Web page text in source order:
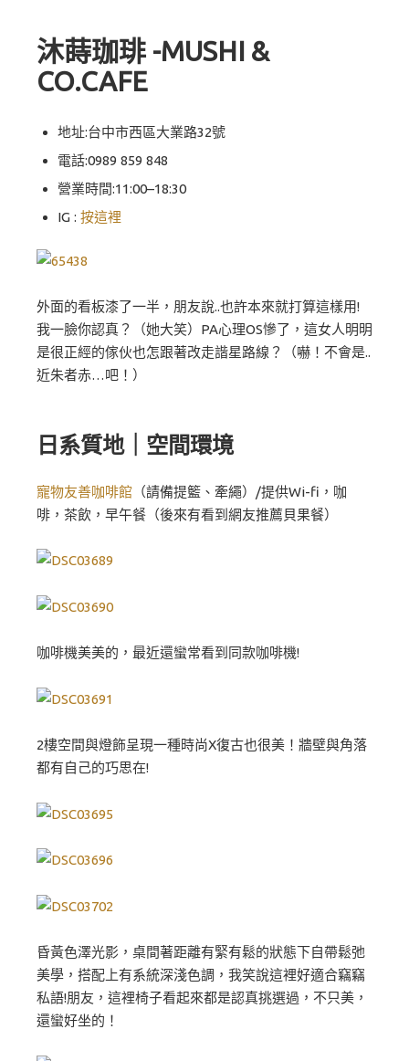
沐蒔珈琲 -MUSHI &
CO.CAFE
地址:台中市西區大業路32號
電話:0989 859 848
營業時間:11:00–18:30
IG : 按這裡
外面的看板漆了一半，朋友說..也許本來就打算這樣用!
我一臉你認真？（她大笑）PA心理OS慘了，這女人明明
是很正經的傢伙也怎跟著改走諧星路線？（嚇！不會是..
近朱者赤…吧！）
日系質地｜空間環境
寵物友善咖啡館 （請備提籃、牽繩）/提供Wi-fi，咖
啡，茶飲，早午餐（後來有看到網友推薦貝果餐）
咖啡機美美的，最近還蠻常看到同款咖啡機!
2樓空間與燈飾呈現一種時尚X復古也很美！牆壁與角落
都有自己的巧思在!
昏黃色澤光影，桌間著距離有緊有鬆的狀態下自帶鬆弛
美學，搭配上有系統深淺色調，我笑說這裡好適合竊竊
私語!朋友，這裡椅子看起來都是認真挑選過，不只美，
還蠻好坐的！